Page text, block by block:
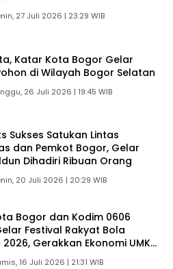
27 Juli 2026 | 23:29 WIB
Katar Kota Bogor Gelar
di Wilayah Bogor Selatan
26 Juli 2026 | 19:45 WIB
Sukses Satukan Lintas
dan Pemkot Bogor, Gelar
Dihadiri Ribuan Orang
20 Juli 2026 | 20:29 WIB
Bogor dan Kodim 0606
Festival Rakyat Bola
Gerakkan Ekonomi UMKM
Piala Dunia
16 Juli 2026 | 21:31 WIB